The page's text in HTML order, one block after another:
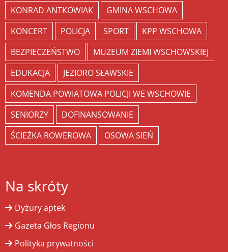
KONRAD ANTKOWIAK
GMINA WSCHOWA
KONCERT
POLICJA SPORT
KPP WSCHOWA
BEZPIECZEŃSTWO
MUZEUM ZIEMI WSCHOWSKIEJ
EDUKACJA
JEZIORO SŁAWSKIE
KOMENDA POWIATOWA POLICJI WE WSCHOWIE
SENIORZY
DOFINANSOWANIE
ŚCIEŻKA ROWEROWA
OSOWA SIEŃ
Na skróty
Dyżury aptek
Gazeta Głos Regionu
Polityka prywatności